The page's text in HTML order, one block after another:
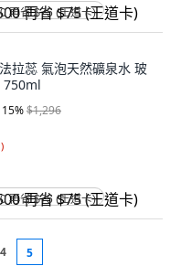
再省 $75 (王道卡)
拉蕊 氣泡天然礦泉水 玻
750ml
15%$1,296
)
再省 $75 (王道卡)
4 5